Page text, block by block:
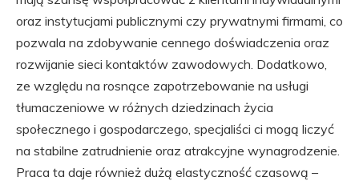
oraz instytucjami publicznymi czy prywatnymi firmami, co
pozwala na zdobywanie cennego doświadczenia oraz
rozwijanie sieci kontaktów zawodowych. Dodatkowo,
ze względu na rosnące zapotrzebowanie na usługi
tłumaczeniowe w różnych dziedzinach życia
społecznego i gospodarczego, specjaliści ci mogą liczyć
na stabilne zatrudnienie oraz atrakcyjne wynagrodzenie.
Praca ta daje również dużą elastyczność czasową –